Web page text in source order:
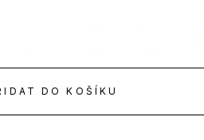
DO KOŠÍKU